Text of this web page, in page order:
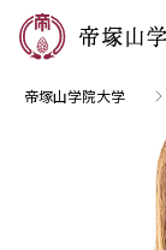
帝塚山学院大学